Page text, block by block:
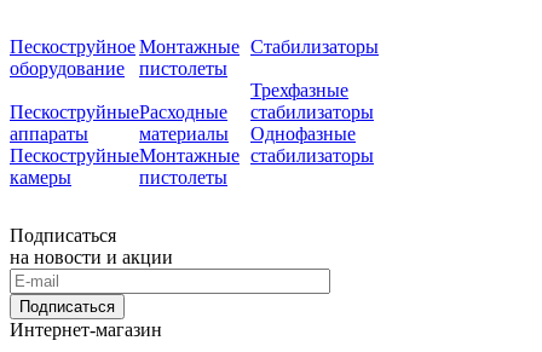
Пескоструйное
оборудование
Пескоструйные
аппараты
Пескоструйные
камеры
Монтажные
пистолеты
Расходные
материалы
Монтажные
пистолеты
Стабилизаторы
Трехфазные
стабилизаторы
Однофазные
стабилизаторы
Подписаться
на новости и акции
Подписаться
Интернет-магазин